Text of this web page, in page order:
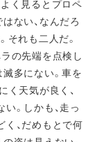
く見るとプロペ
ない、なんだろ
それも二人だ。
の先端を点検し
多にない。車を
く天気が良く、
。しかも、走っ
、だめもとで何